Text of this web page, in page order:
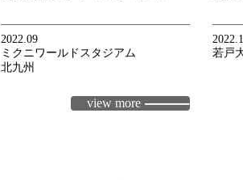
2022.09
ミクニワールドスタジアム
北九州
view more
若戸